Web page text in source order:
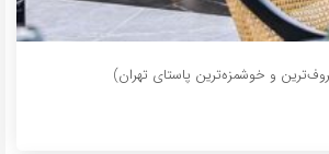
و خوشمزه‌ترین پاستای تهران)